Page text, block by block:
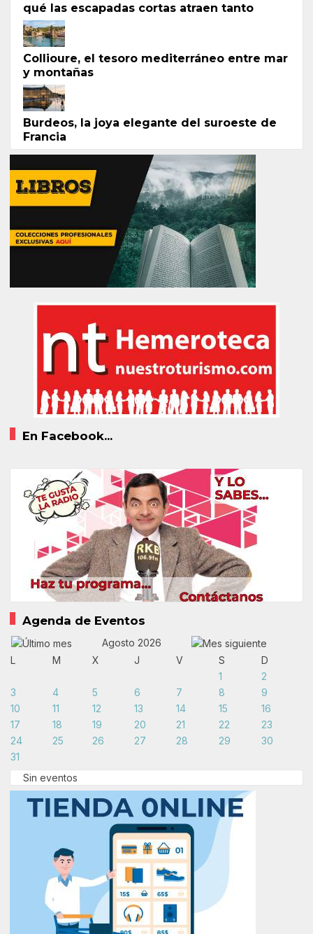
qué las escapadas cortas atraen tanto
Collioure, el tesoro mediterráneo entre mar
y montañas
Burdeos, la joya elegante del suroeste de
Francia
En Facebook...
Agenda de Eventos
Agosto 2026
L
M X J V S
D
1
2
3
4 5 6 7 8
9
10
11 12 13 14 15
16
17
18 19 20 21 22
23
24
25 26 27 28 29
30
31
Sin eventos